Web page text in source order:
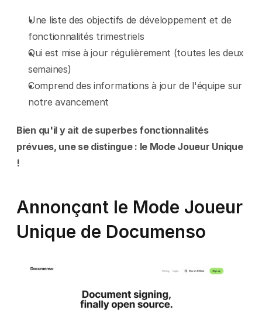
Une liste des objectifs de développement et de
fonctionnalités trimestriels
Qui est mise à jour régulièrement (toutes les deux
semaines)
Comprend des informations à jour de l'équipe sur
notre avancement
Bien qu'il y ait de superbes fonctionnalités
prévues, une se distingue : le Mode Joueur Unique
!
Annonçant le Mode Joueur
Unique de Documenso